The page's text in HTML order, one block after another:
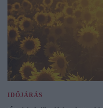
IDŐJÁRÁS